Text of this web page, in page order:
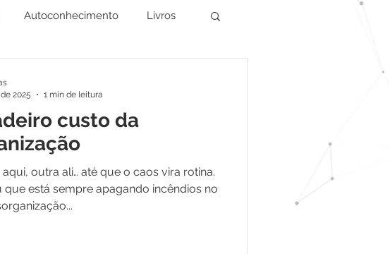
Autoconhecimento Livros
custo da
outra ali… até que o caos vira rotina.
que está sempre apagando incêndios no
2025
1 min de leitura